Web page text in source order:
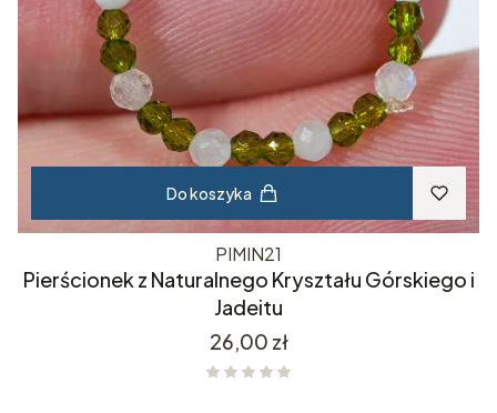
Do koszyka
PIMIN21
Pierścionek z Naturalnego Kryształu Górskiego i
Jadeitu
Cena
26,00 zł